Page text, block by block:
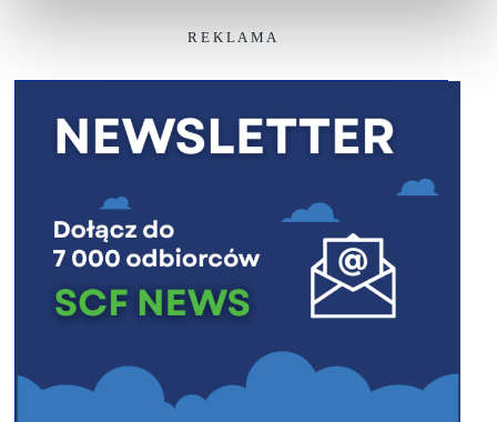
R E K L A M A